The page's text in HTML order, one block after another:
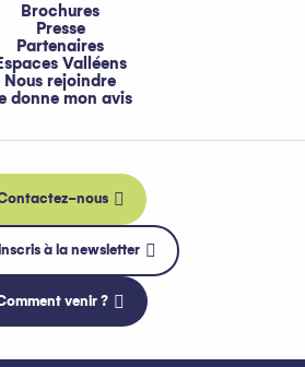
Brochures
Presse
Partenaires
Valléens
Nous rejoindre
donne mon avis
nous
à la newsletter
venir ?